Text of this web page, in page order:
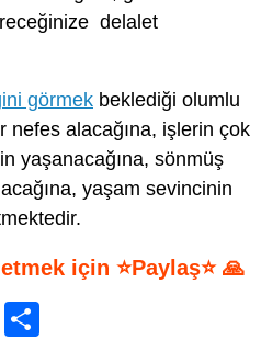
delalet
görmek beklediği olumlu
nefes alacağına, işlerin çok
yaşanacağına, sönmüş
yaşam sevincinin
için ⭐Paylaş⭐ 🙏
W